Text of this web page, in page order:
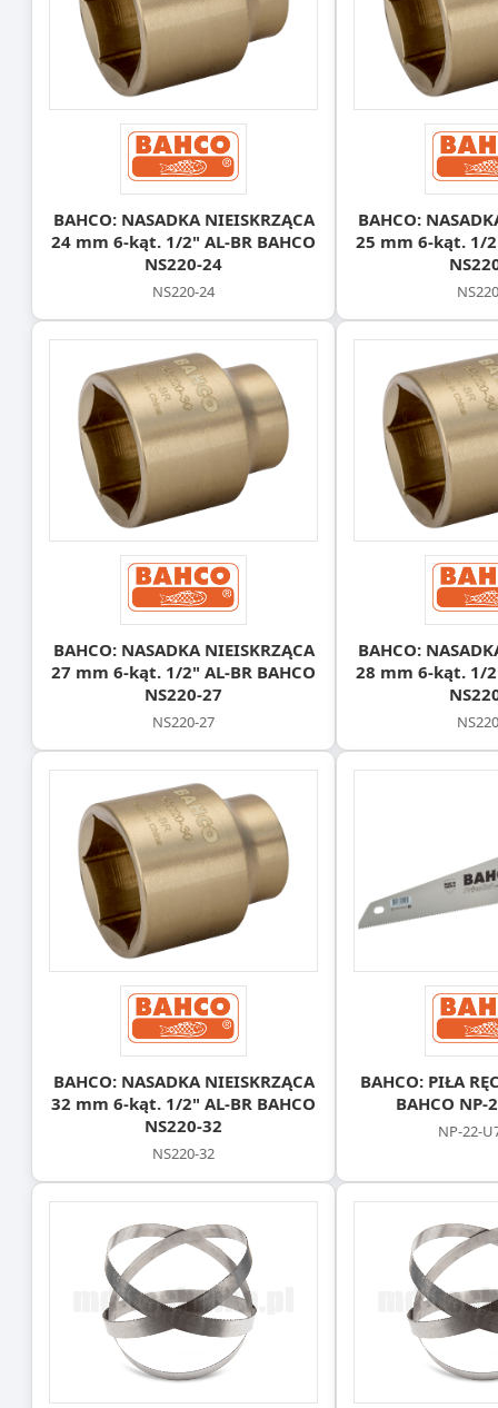
BAHCO: NASADKA NIEISKRZĄCA
24 mm 6-kąt. 1/2" AL-BR BAHCO
NS220-24
NS220-24
BAHCO:
25 mm 6-kąt. 1/
BAHCO: NASADKA NIEISKRZĄCA
27 mm 6-kąt. 1/2" AL-BR BAHCO
NS220-27
NS220-27
BAHCO:
28 mm 6-kąt. 1/
BAHCO: NASADKA NIEISKRZĄCA
32 mm 6-kąt. 1/2" AL-BR BAHCO
NS220-32
NS220-32
BAHCO: PIŁA
BAHCO NP-
NP-22-